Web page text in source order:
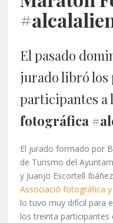
El pasado
jurado libró los
participantes a
fotográfica
El jurado formado por
de Turismo del
y Juanjo Escortell
Associació fotográfica
lo tuvo muy difícil para
los treinta